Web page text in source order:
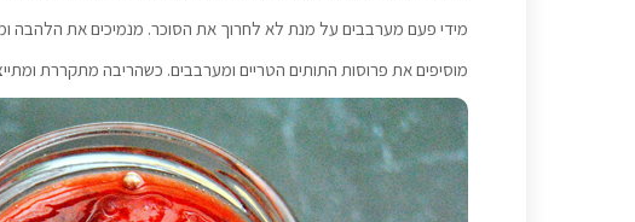
מידי פעם מערבבים על מנת לא לחרוך את הסוכר. מנמיכים את הלהבה ומבשלים 5-7 דקות. מכבים, אף על פי
מוסיפים את פרוסות התותים הטריים ומערבבים. כשהריבה מתקררת